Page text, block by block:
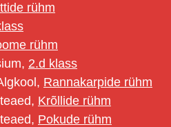
rühm
rühm
2.d klass
Rannakarpide rühm
Krõllide rühm
Pokude rühm